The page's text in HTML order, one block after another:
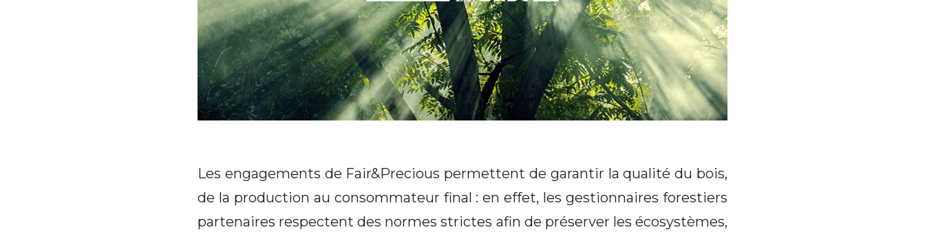
Les engagements de Fair&Precious permettent de garantir la qualité du bois,
de la production au consommateur final : en effet, les gestionnaires forestiers
partenaires respectent des normes strictes afin de préserver les écosystèmes,